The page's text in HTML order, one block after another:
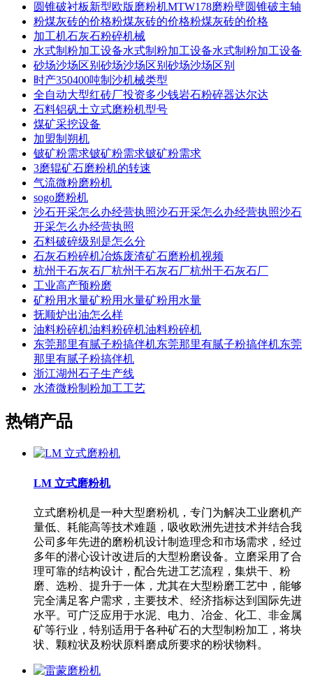
圆锥破衬板新型欧版磨粉机MTW178磨粉壁圆锥破主轴
粉煤灰砖的价格粉煤灰砖的价格粉煤灰砖的价格
加工机石灰石粉碎机械
水式制粉加工设备水式制粉加工设备水式制粉加工设备
砂场沙场区别砂场沙场区别砂场沙场区别
时产350400吨制沙机械类型
全自动大型红砖厂投资多少钱岩石粉碎器达尔达
石料铝矾土立式磨粉机型号
煤矿采挖设备
加盟制朔机
铍矿粉需求铍矿粉需求铍矿粉需求
3磨辊矿石磨粉机的转速
气流微粉磨粉机
sogo磨粉机
沙石开采怎么办经营执照沙石开采怎么办经营执照沙石
开采怎么办经营执照
石料破碎级别是怎么分
石灰石粉碎机冶炼废渣矿石磨粉机视频
杭州干石灰石厂杭州干石灰石厂杭州干石灰石厂
工业高产预粉磨
矿粉用水量矿粉用水量矿粉用水量
抚顺炉出油怎么样
油料粉碎机油料粉碎机油料粉碎机
东莞那里有腻子粉搞伴机东莞那里有腻子粉搞伴机东莞
那里有腻子粉搞伴机
浙江湖州石子生产线
水渣微粉制粉加工工艺
热销产品
LM 立式磨粉机
立式磨粉机是一种大型磨粉机，专门为解决工业磨机产
量低、耗能高等技术难题，吸收欧洲先进技术并结合我
公司多年先进的磨粉机设计制造理念和市场需求，经过
多年的潜心设计改进后的大型粉磨设备。立磨采用了合
理可靠的结构设计，配合先进工艺流程，集烘干、粉
磨、选粉、提升于一体，尤其在大型粉磨工艺中，能够
完全满足客户需求，主要技术、经济指标达到国际先进
水平。可广泛应用于水泥、电力、冶金、化工、非金属
矿等行业，特别适用于各种矿石的大型制粉加工，将块
状、颗粒状及粉状原料磨成所要求的粉状物料。